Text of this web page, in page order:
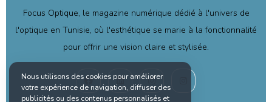
Focus Optique, le magazine numérique dédié à l'univers de
l'optique en Tunisie, où l'esthétique se marie à la fonctionnalité
pour offrir une vision claire et stylisée.
Nous utilisons des cookies pour améliorer
votre expérience de navigation, diffuser des
publicités ou des contenus personnalisés et